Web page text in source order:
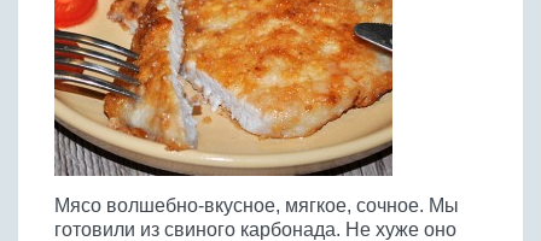
Мясо волшебно-вкусное, мягкое, сочное. Мы
готовили из свиного карбонада. Не хуже оно